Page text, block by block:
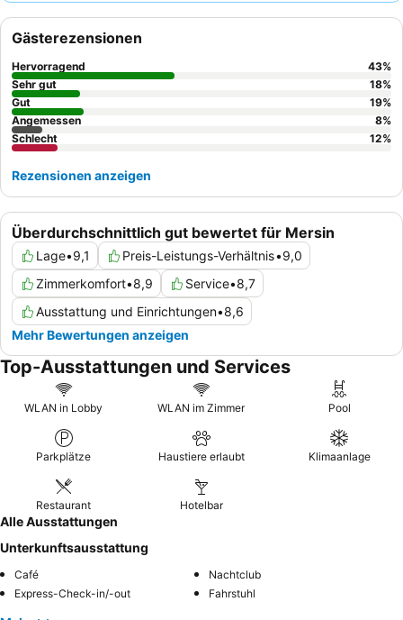
empfiehlt es sich, ein neu renoviertes Zimmer anzufragen, um
modernen Komfort und frisch duftende Bettwäsche zu
genießen.
Überdurchschnittlich gut bewertet für Mersin
Lage•9,1 Preis-Leistungs-Verhältnis•9,0
Zimmerkomfort•8,9 Service•8,7
Ausstattung und Einrichtungen•8,6
Mehr Bewertungen anzeigen
Gästerezensionen
Hervorragend 43%
Sehr gut
18%
Gut
19%
Angemessen
8%
Schlecht
12%
Rezensionen anzeigen
Top-Ausstattungen und Services
WLAN in Lobby WLAN im Zimmer Pool
Parkplätze Haustiere erlaubt Klimaanlage
Restaurant Hotelbar
Alle Ausstattungen
Unterkunftsausstattung
Café
Nachtclub
Express-Check-in/-out
Fahrstuhl